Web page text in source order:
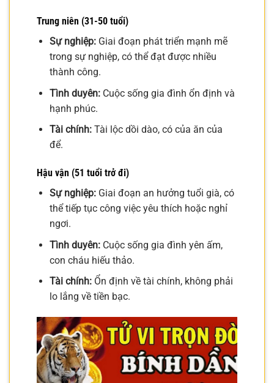
Trung niên (31-50 tuổi)
Sự nghiệp:Giai đoạn phát triển mạnh mẽ
trong sự nghiệp, có thể đạt được nhiều
thành công.
Tình duyên:Cuộc sống gia đình ổn định và
hạnh phúc.
Tài chính:Tài lộc dồi dào, có của ăn của
để.
Hậu vận (51 tuổi trở đi)
Sự nghiệp:Giai đoạn an hưởng tuổi già, có
thể tiếp tục công việc yêu thích hoặc nghỉ
ngơi.
Tình duyên:Cuộc sống gia đình yên ấm,
con cháu hiếu thảo.
Tài chính:Ổn định về tài chính, không phải
lo lắng về tiền bạc.